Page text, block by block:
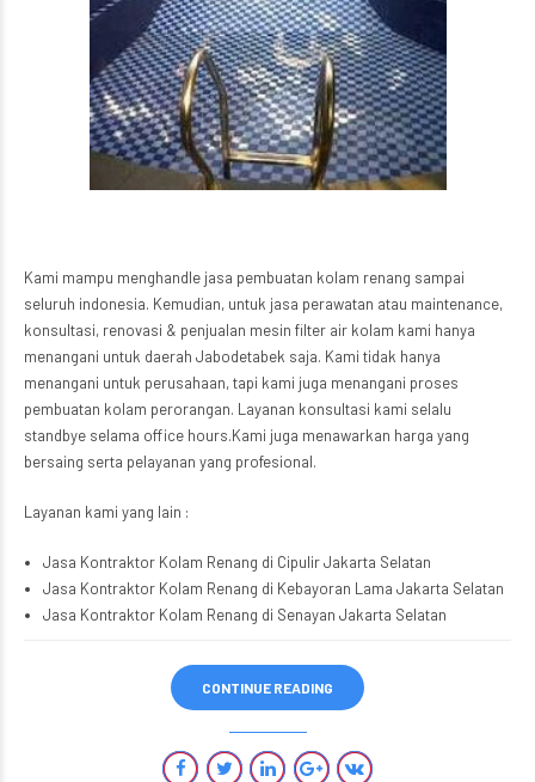
Kami mampu menghandle jasa pembuatan kolam renang sampai
seluruh indonesia. Kemudian, untuk jasa perawatan atau maintenance,
konsultasi, renovasi & penjualan mesin filter air kolam kami hanya
menangani untuk daerah Jabodetabek saja. Kami tidak hanya
menangani untuk perusahaan, tapi kami juga menangani proses
pembuatan kolam perorangan. Layanan konsultasi kami selalu
standbye selama office hours.Kami juga menawarkan harga yang
bersaing serta pelayanan yang profesional.
Layanan kami yang lain :
Jasa Kontraktor Kolam Renang di Cipulir Jakarta Selatan
Jasa Kontraktor Kolam Renang di Kebayoran Lama Jakarta Selatan
Jasa Kontraktor Kolam Renang di Senayan Jakarta Selatan
CONTINUE READING